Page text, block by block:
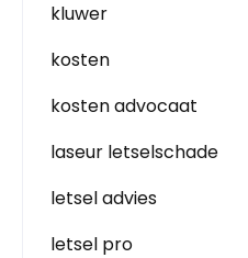
kluwer
kosten
kosten advocaat
laseur letselschade
letsel advies
letsel pro